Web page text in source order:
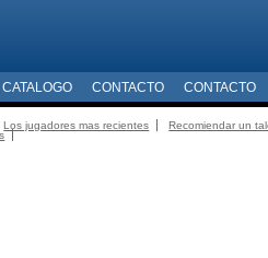
CATALOGO CONTACTO CONTACTO
Los jugadores mas recientes Recomiendar un